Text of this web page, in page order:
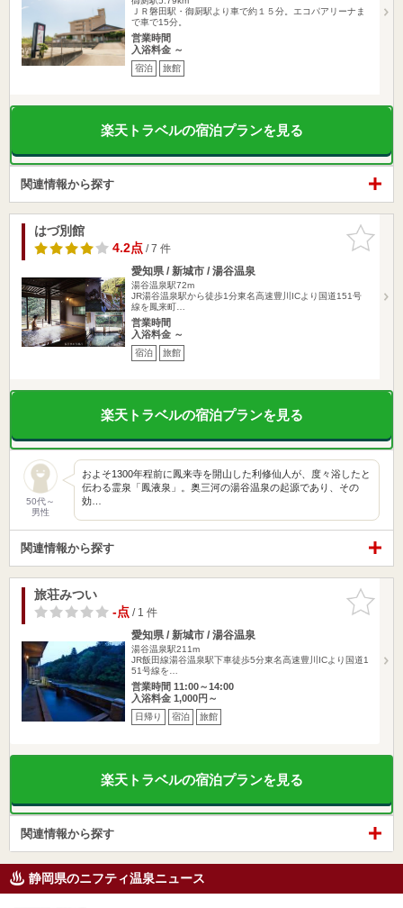
ＪＲ磐田駅・御厨駅より車で約１５分。エコパアリーナま
で車で15分。
営業時間
入浴料金 ～
宿泊 旅館
楽天トラベルの宿泊プランを見る
関連情報から探す
お気に入
りに追加
はづ別館
4.2点/ 7 件
愛知県 / 新城市 / 湯谷温泉
湯谷温泉駅72m
JR湯谷温泉駅から徒歩1分東名高速豊川ICより国道151号
線を鳳来町…
営業時間
入浴料金 ～
宿泊 旅館
楽天トラベルの宿泊プランを見る
50代～
男性
およそ1300年程前に鳳来寺を開山した利修仙人が、度々浴したと
伝わる霊泉「鳳液泉」。奥三河の湯谷温泉の起源であり、その
効…
関連情報から探す
お気に入
りに追加
旅荘みつい
-点/ 1 件
愛知県 / 新城市 / 湯谷温泉
湯谷温泉駅211m
JR飯田線湯谷温泉駅下車徒歩5分東名高速豊川ICより国道1
51号線を…
営業時間 11:00～14:00
入浴料金 1,000円～
日帰り 宿泊 旅館
楽天トラベルの宿泊プランを見る
関連情報から探す
静岡県のニフティ温泉ニュース